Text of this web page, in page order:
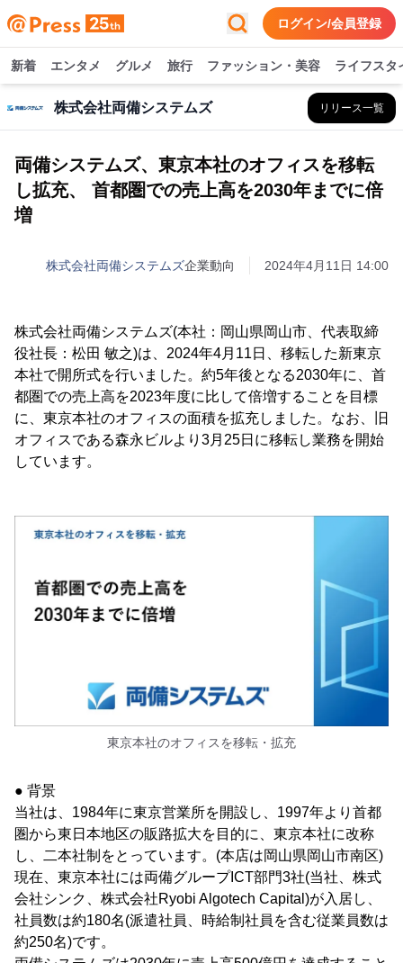
ログイン/会員登録
新着 エンタメ グルメ 旅行 ファッション・美容 ライフスタ
株式会社両備システムズ リリース一覧
両備システムズ、東京本社のオフィスを移転
し拡充、 首都圏での売上高を2030年までに倍
増
株式会社両備システムズ企業動向 2024年4月11日 14:00
株式会社両備システムズ(本社：岡山県岡山市、代表取締
役社長：松田 敏之)は、2024年4月11日、移転した新東京
本社で開所式を行いました。約5年後となる2030年に、首
都圏での売上高を2023年度に比して倍増することを目標
に、東京本社のオフィスの面積を拡充しました。なお、旧
オフィスである森永ビルより3月25日に移転し業務を開始
しています。
東京本社のオフィスを移転・拡充
● 背景
当社は、1984年に東京営業所を開設し、1997年より首都
圏から東日本地区の販路拡大を目的に、東京本社に改称
し、二本社制をとっています。(本店は岡山県岡山市南区)
現在、東京本社には両備グループICT部門3社(当社、株式
会社シンク、株式会社Ryobi Algotech Capital)が入居し、
社員数は約180名(派遣社員、時給制社員を含む従業員数は
約250名)です。